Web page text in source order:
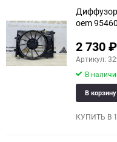
еще 4 фото
Диффузор
oem
2 730₽
Артикул:
В
В корзину
КУПИТЬ В